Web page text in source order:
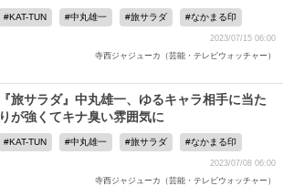
KAT-TUN 中丸雄一 旅サラダ なかまる印
2023/07/15 06:00
寺西ジャジューカ（芸能・テレビウォッチャー）
『旅サラダ』中丸雄一、ゆるキャラ相手に当た
りが強くてキナ臭い雰囲気に
KAT-TUN 中丸雄一 旅サラダ なかまる印
2023/07/08 06:00
寺西ジャジューカ（芸能・テレビウォッチャー）